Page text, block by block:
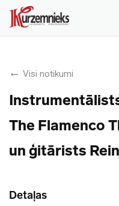
Visi notikumi
The Flamenco
un ģitārists
Detaļas